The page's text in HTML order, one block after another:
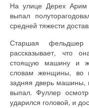
На улице Дерех Арим
выпал
средней тяжести
Старшая
рассказывает, что
стоящую машину и
словам женщины, во
задняя дверь машины,
выпал. Фуллер
ударился головой, и